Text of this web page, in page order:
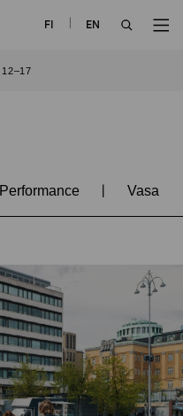
FI
EN
Performance | Vasa